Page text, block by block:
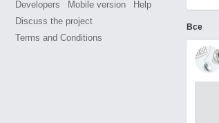
Developers
Mobile version
Help
Discuss the project
Terms and Conditions
Все